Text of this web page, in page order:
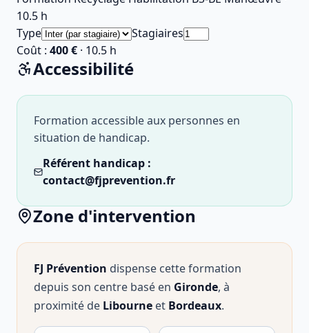
10.5 h
Type
Stagiaires
Coût : 400 € · 10.5 h
Accessibilité
Formation accessible aux personnes en
situation de handicap.
Référent handicap :
contact@fjprevention.fr
Zone d'intervention
FJ Prévention dispense cette formation
depuis son centre basé en Gironde, à
proximité de Libourne et Bordeaux.